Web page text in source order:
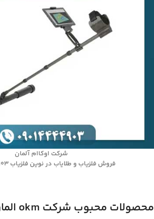
شرکت اوکاام آلمان
فروش فلزیاب و طلایاب در نوین فلزیاب 09014444903
محصولات محبوب شرکت okm المان